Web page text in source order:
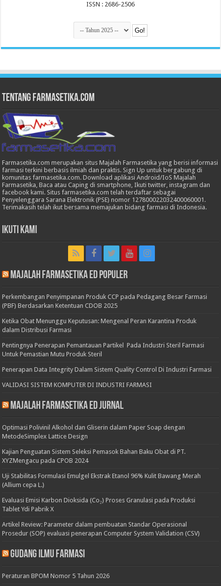
ISSN : 2686-2506
Tentang Farmasetika.com
Farmasetika.com merupakan situs Majalah Farmasetika yang berisi informasi
farmasi terkini berbasis ilmiah dan praktis. Sign Up untuk bergabung di
komunitas farmasetika.com. Download aplikasi Android/IoS Majalah
Farmasetika, Baca atau Caping di smartphone, Ikuti twitter, instagram dan
facebook kami. Situs farmasetika.com telah terdaftar sebagai
Penyelenggara Sarana Elektronik (PSE) nomor 127800022032400060001.
Terimakasih telah ikut bersama memajukan bidang farmasi di Indonesia.
Ikuti Kami
Majalah Farmasetika Ed Populer
Perkembangan Penyimpanan Produk CCP pada Pedagang Besar Farmasi
(PBF) Berdasarkan Ketentuan CDOB 2025
Ketika Obat Menunggu Keputusan: Mengenal Peran Karantina Produk
dalam Distribusi Farmasi
Pentingnya Penerapan Pemantauan Partikel Pada Industri Steril Farmasi
Untuk Pemastian Mutu Produk Steril
Penerapan Data Integrity Dalam Sistem Quality Control Di Industri Farmasi
VALIDASI SISTEM KOMPUTER DI INDUSTRI FARMASI
Majalah Farmasetika Ed Jurnal
Optimasi Polivinil Alkohol dan Gliserin dalam Paper Soap dengan
MetodeSimplex Lattice Design
Kajian Penguatan Sistem Seleksi Pemasok Bahan Baku Obat di PT.
XYZMengacu pada CPOB 2024
Uji Stabilitas Formulasi Emulgel Ekstrak Etanol 96% Kulit Bawang Merah
(Allium cepa L.)
Evaluasi Emisi Karbon Dioksida (Co₂) Proses Granulasi pada Produksi
Tablet Ydi Pabrik X
Artikel Review: Parameter dalam pembuatan Standar Operasional
Prosedur (SOP) evaluasi penerapan Computer System Validation (CSV)
Gudang Ilmu Farmasi
Peraturan BPOM Nomor 5 Tahun 2026